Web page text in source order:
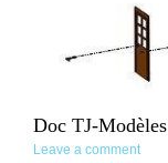
Doc TJ-Modèles
Leave a comment